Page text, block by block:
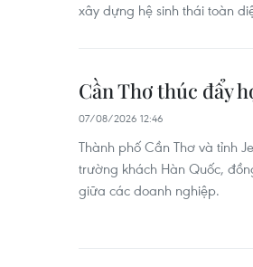
xây dựng hệ sinh thái toàn
Cần Thơ thúc đẩy
07/08/2026 12:46
Thành phố Cần Thơ và tỉnh
trường khách Hàn Quốc,
giữa các doanh nghiệp.